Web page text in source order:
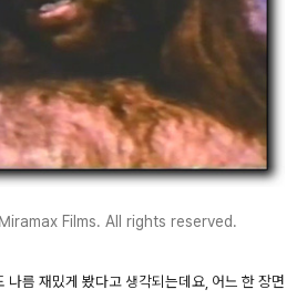
Films. All rights reserved.
나름 재밌게 봤다고 생각되는데요, 어느 한 장면